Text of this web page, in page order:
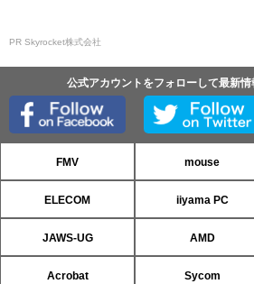
PR Skyrocket株式会社
公式アカウントをフォローして最新情
FMV mouse
ELECOM iiyama PC
JAWS-UG AMD
Acrobat Sycom